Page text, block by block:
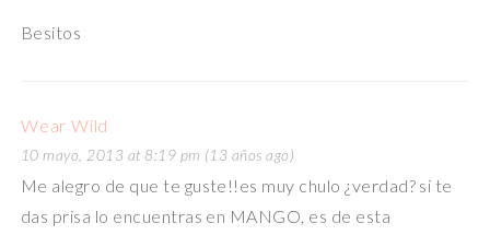
Besitos
Wear Wild
10 mayo, 2013 at 8:19 pm (13 años ago)
Me alegro de que te guste!!es muy chulo ¿verdad? si te
das prisa lo encuentras en MANGO, es de esta